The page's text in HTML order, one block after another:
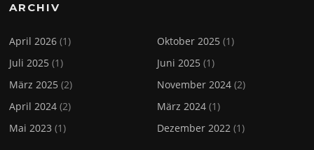
ARCHIV
April 2026 (1) Oktober 2025 (1)
Juli 2025 (1) Juni 2025 (1)
März 2025 (2) November 2024 (2)
April 2024 (2) März 2024 (1)
Mai 2023 (1) Dezember 2022 (1)